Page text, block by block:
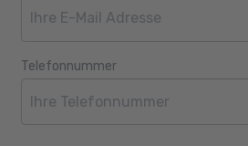
Telefonnummer